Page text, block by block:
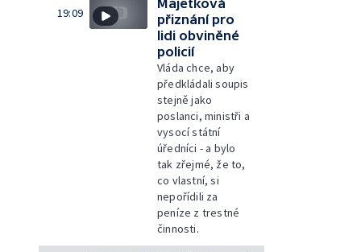
19:09
přiznání pro
lidi obviněné
policií
Vláda chce, aby
předkládali soupis
stejně jako
poslanci, ministři a
vysocí státní
úředníci - a bylo
tak zřejmé, že to,
co vlastní, si
nepořídili za
peníze z trestné
činnosti.